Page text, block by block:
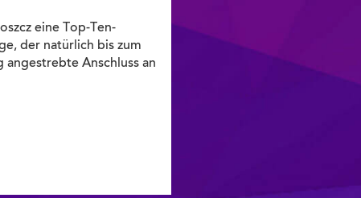
eine Top-Ten-
der natürlich bis zum
Anschluss an